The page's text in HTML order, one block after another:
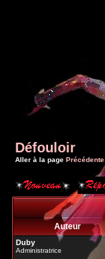
Défouloir
Aller à la page Précédente
Auteur
Duby
Administratrice